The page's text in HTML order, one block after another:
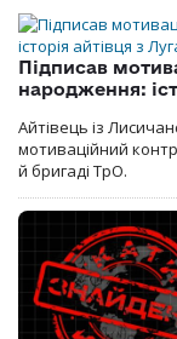
Підписав
народження:
Айтівець із
мотиваційний
й бригаді ТрО.